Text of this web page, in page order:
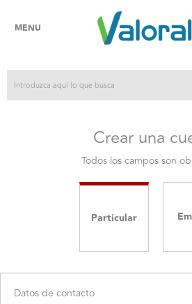
MENU
Crear una
Todos los campos son
Particular
Datos de contacto